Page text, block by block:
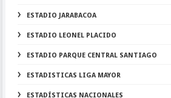
ESTADIO JARABACOA
ESTADIO LEONEL PLACIDO
ESTADIO PARQUE CENTRAL SANTIAGO
ESTADISTICAS LIGA MAYOR
ESTADÍSTICAS NACIONALES